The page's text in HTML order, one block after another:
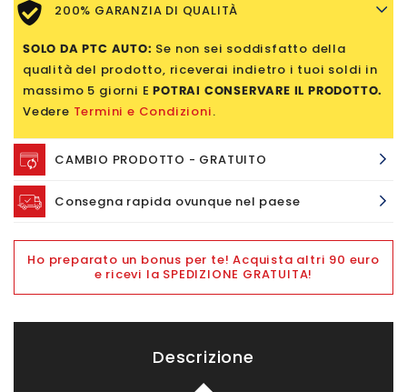
200% GARANZIA DI QUALITÀ
SOLO DA PTC AUTO: Se non sei soddisfatto della
qualità del prodotto, riceverai indietro i tuoi soldi in
massimo 5 giorni EPOTRAI CONSERVARE IL PRODOTTO.
Vedere Termini e Condizioni.
CAMBIO PRODOTTO - GRATUITO
Consegna rapida ovunque nel paese
Ho preparato un bonus per te! Acquista altri 90 euro
e ricevi la SPEDIZIONE GRATUITA!
Descrizione